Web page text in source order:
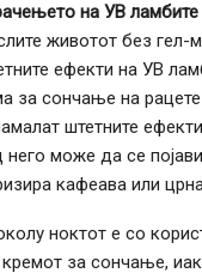
на УВ
животот без гел-
ефекти на УВ
за сончање на
штетните
може да се
кафеава или
ноктот е со
за сончање,